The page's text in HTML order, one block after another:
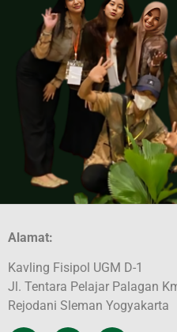
Alamat:
Kavling Fisipol UGM D-1
Jl. Tentara Pelajar Palagan
Rejodani Sleman Yogyakarta